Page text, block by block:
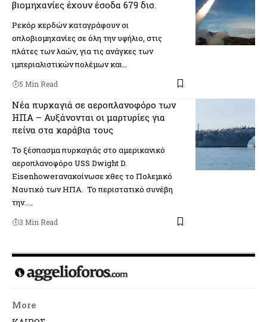
βιομηχανίες έχουν έσοδα 679 δισ.
Ρεκόρ κερδών καταγράφουν οι
οπλοβιομηχανίες σε όλη την υφήλιο, στις
πλάτες των λαών, για τις ανάγκες των
ιμπεριαλιστικών πολέμων και…
5 Min Read
Νέα πυρκαγιά σε αεροπλανοφόρο των
ΗΠΑ – Αυξάνονται οι μαρτυρίες για
πείνα στα καράβια τους
Το ξέσπασμα πυρκαγιάς στο αμερικανικό
αεροπλανοφόρο USS Dwight D.
Eisenhowerανακοίνωσε χθες το Πολεμικό
Ναυτικό των ΗΠΑ. Το περιστατικό συνέβη
την..…
3 Min Read
More